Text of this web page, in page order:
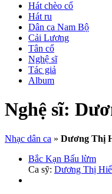
Hát chèo cổ
Hát ru
Dân ca Nam Bộ
Cải Lương
Tân cổ
Nghệ sĩ
Tác giả
Album
Nghệ sĩ:
Nhạc dân ca » Dương Thị
Bắc Kạn Bấu lừm
Ca sỹ: Dương Thị